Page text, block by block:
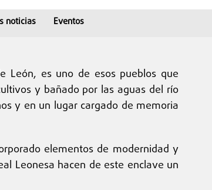
noticias Eventos
León, es uno de esos pueblos que
y bañado por las aguas del río
y en un lugar cargado de memoria
elementos de modernidad y
Leonesa hacen de este enclave un